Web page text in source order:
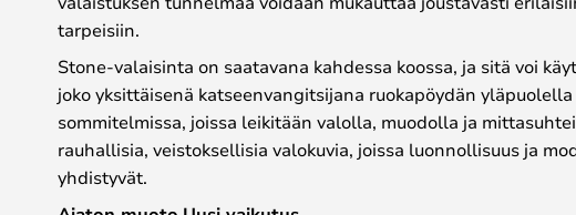
tarpeisiin.
Stone-valaisinta on saatavana kahdessa koossa, ja sitä voi
joko yksittäisenä katseenvangitsijana ruokapöydän
sommitelmissa, joissa leikitään valolla, muodolla ja
rauhallisia, veistoksellisia valokuvia, joissa luonnollisuus ja
yhdistyvät.